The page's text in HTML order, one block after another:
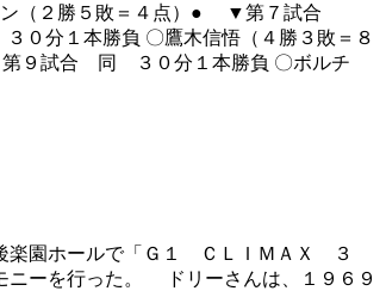
ン（２勝５敗＝４点）● ▼第７試合
分１本勝負 〇鷹木信悟（４勝３敗＝８
９試合 同 ３０分１本勝負 〇ボルチ
楽園ホールで「Ｇ１ ＣＬＩＭＡＸ ３
ニーを行った。 ドリーさんは、１９６９